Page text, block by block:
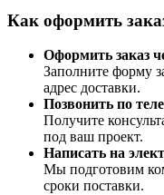
Как оформить
Оформить заказ
Заполните форму
адрес доставки.
Позвонить по
Получите
под ваш проект.
Написать на
Мы подготовим
сроки поставки.